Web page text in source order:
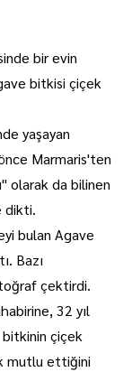
bir evin
bitkisi çiçek
yaşayan
Marmaris'ten
olarak da bilinen
dikti.
bulan Agave
Bazı
çektirdi.
32 yıl
çiçek
mutlu ettiğini